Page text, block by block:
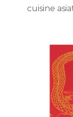
cuisine